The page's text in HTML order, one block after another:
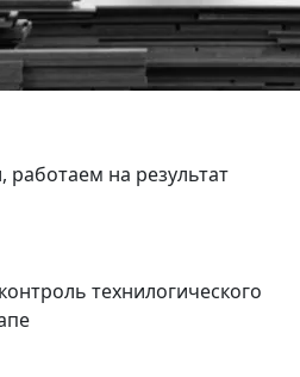
работаем на результат
технилогического